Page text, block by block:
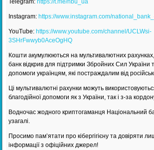
Telegram: https://t.me/nbu_ua
Instagram: https://www.instagram.com/
YouTube: https://www.youtube.com/channel/UCLWsi-
3SHrFwwyb0AceOgHQ
Кошти акумулюються на мультивалютних
банк відкрив для підтримки Збройних Сил України
допомоги українцям, які постраждалим від
Ці мультивалютні рахунки можуть
благодійної допомоги як з України, так і з-за
Водночас жодного криптогаманця Національний
узагалі.
Просимо пам’ятати про кібергігієну та довіряти
інформації з офіційних джерел!